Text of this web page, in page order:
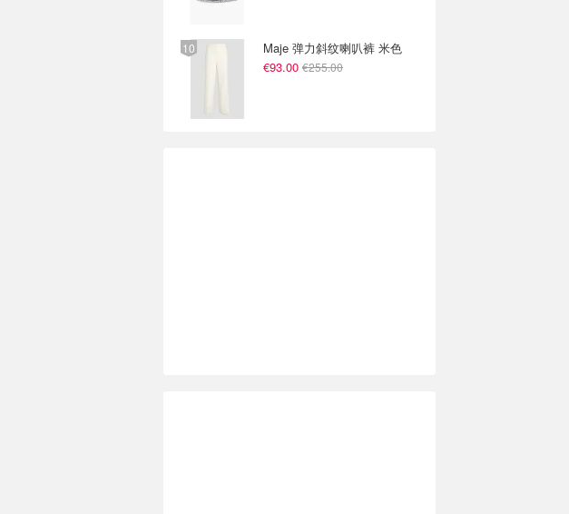
Maje 弹力斜纹喇叭裤 米色
€93.00 €255.00